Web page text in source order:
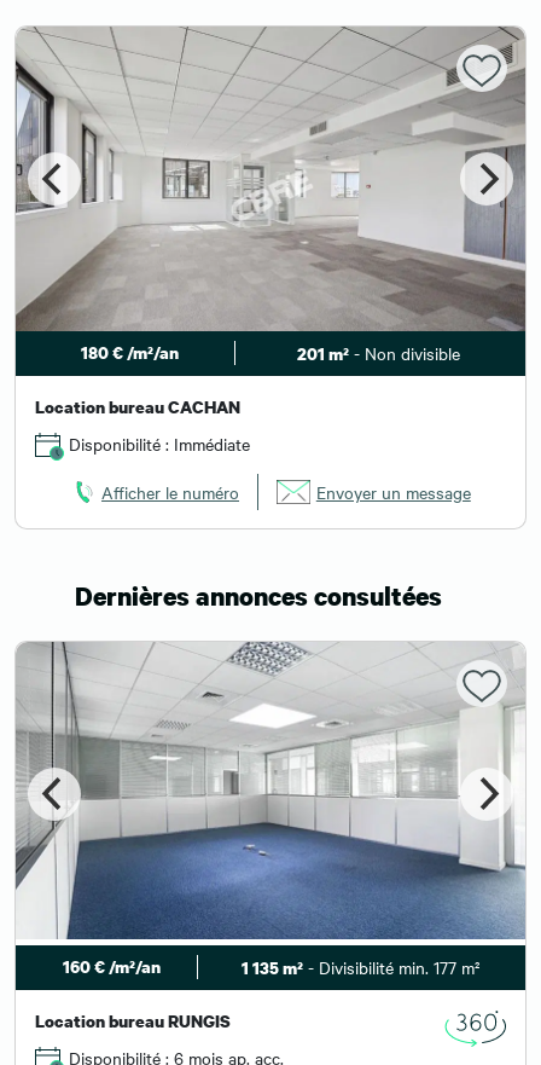
180 € /m²/an 201 m² - Non divisible
Location bureau CACHAN
Disponibilité : Immédiate
Afficher le numéro Envoyer un message
Dernières annonces consultées
160 € /m²/an 1 135 m²- Divisibilité min. 177 m²
Location bureau RUNGIS
Disponibilité : 6 mois ap. acc.